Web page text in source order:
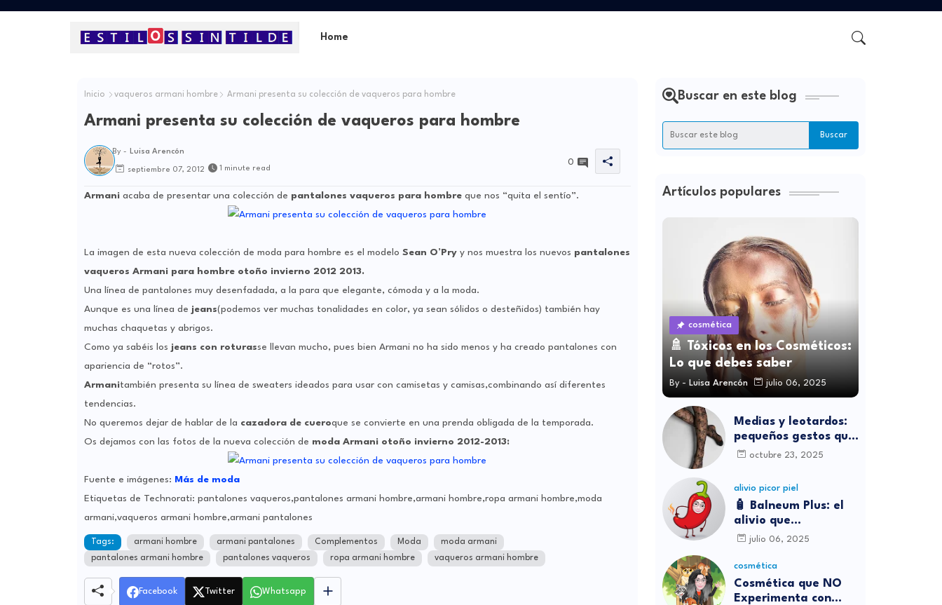
Home
Inicio vaqueros armani hombre Armani presenta su colección de vaqueros para hombre
Armani presenta su colección de vaqueros para hombre
By - Luisa Arencón
septiembre 07, 2012 1 minute read
0
Armaniacaba de presentar una colección de pantalones vaqueros para hombreque nos “quita el sentío”.
La imagen de esta nueva colección de moda para hombre es el modelo Sean O’Pryy nos muestra los nuevos pantalones
vaqueros Armani para hombre otoño invierno 2012 2013.
Una línea de pantalones muy desenfadada, a la para que elegante, cómoda y a la moda.
Aunque es una línea de jeans(podemos ver muchas tonalidades en color, ya sean sólidos o desteñidos) también hay
muchas chaquetas y abrigos.
Como ya sabéis los jeans con roturasse llevan mucho, pues bien Armani no ha sido menos y ha creado pantalones con
apariencia de “rotos”.
Armanitambién presenta su línea de sweaters ideados para usar con camisetas y camisas,combinando así diferentes
tendencias.
No queremos dejar de hablar de la cazadora de cueroque se convierte en una prenda obligada de la temporada.
Os dejamos con las fotos de la nueva colección de moda Armani otoño invierno 2012-2013:
Fuente e imágenes: Más de moda
Etiquetas de Technorati: pantalones vaqueros,pantalones armani hombre,armani hombre,ropa armani hombre,moda
armani,vaqueros armani hombre,armani pantalones
Tags: armani hombre armani pantalones Complementos Moda
moda armani
pantalones armani hombre
pantalones vaqueros ropa armani hombre vaqueros armani hombre
Facebook Twitter Whatsapp
Buscar en este blog
Artículos populares
cosmética
🚿 Tóxicos en los Cosméticos:
Lo que debes saber
By - Luisa Arencón julio 06, 2025
Medias y leotardos:
pequeños gestos que
transforman cómo
octubre 23, 2025
alivio picor piel
🧴 Balneum Plus: el
alivio que
necesitábamos para
julio 06, 2025
cosmética
Cosmética que NO
Experimenta con